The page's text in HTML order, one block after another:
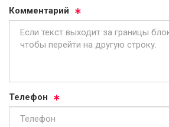
Ком­мен­та­рий
Те­ле­фон